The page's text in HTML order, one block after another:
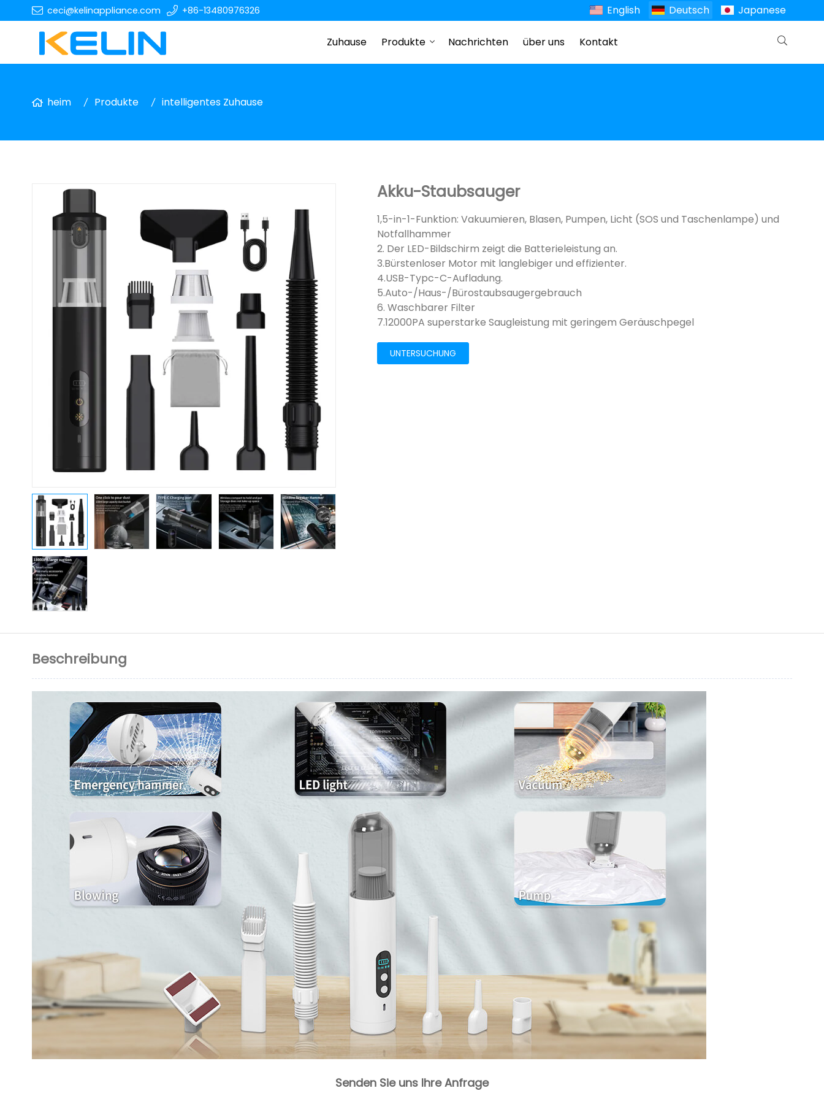
ceci@kelinappliance.com +86-13480976326 English Deutsch Japanese
Zuhause Produkte Nachrichten über uns Kontakt
heim Produkte intelligentes Zuhause
Akku-Staubsauger
1,5-in-1-Funktion: Vakuumieren, Blasen, Pumpen, Licht (SOS und Taschenlampe) und
Notfallhammer
2. Der LED-Bildschirm zeigt die Batterieleistung an.
3.Bürstenloser Motor mit langlebiger und effizienter.
4.USB-Typc-C-Aufladung.
5.Auto-/Haus-/Bürostaubsaugergebrauch
6. Waschbarer Filter
7.12000PA superstarke Saugleistung mit geringem Geräuschpegel
UNTERSUCHUNG
Beschreibung
Senden Sie uns Ihre Anfrage